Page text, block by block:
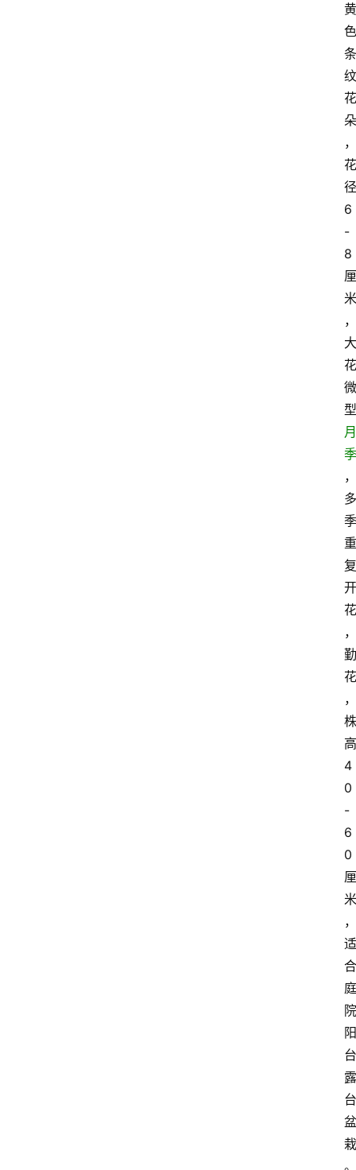
黄
色
条
纹
花
朵
，
花
径
6
-
8
厘
米
，
大
花
微
型
月
季
，
多
季
重
复
开
花
，
勤
花
，
株
高
4
0
-
6
0
厘
米
，
适
合
庭
院
阳
台
露
台
盆
栽
。